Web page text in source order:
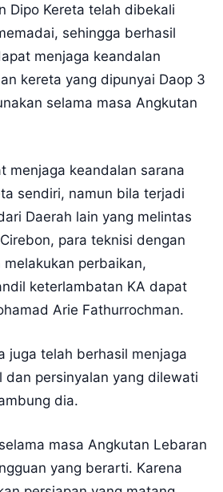
Dipo Kereta telah dibekali
sehingga berhasil
menjaga keandalan
kereta yang dipunyai Daop 3
selama masa Angkutan
menjaga keandalan sarana
sendiri, namun bila terjadi
Daerah lain yang melintas
para teknisi dengan
perbaikan,
keterlambatan KA dapat
Arie Fathurrochman.
juga telah berhasil menjaga
dan persinyalan yang dilewati
dia.
masa Angkutan Lebaran
yang berarti. Karena